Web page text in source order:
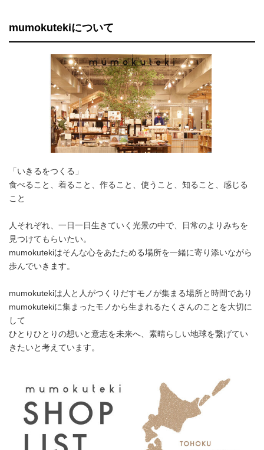
mumokutekiについて
「いきるをつくる」
食べること、着ること、作ること、使うこと、知ること、感じる
こと
人それぞれ、一日一日生きていく光景の中で、日常のよりみちを
見つけてもらいたい。
mumokutekiはそんな心をあたためる場所を一緒に寄り添いながら
歩んでいきます。
mumokutekiは人と人がつくりだすモノが集まる場所と時間であり
mumokutekiに集まったモノから生まれるたくさんのことを大切に
して
ひとりひとりの想いと意志を未来へ、素晴らしい地球を繋げてい
きたいと考えています。